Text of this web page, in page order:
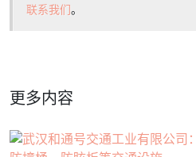
联系我们。
更多内容